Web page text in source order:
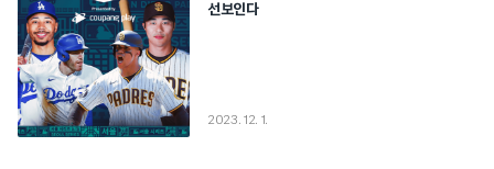
선보인다
2023. 12. 1.